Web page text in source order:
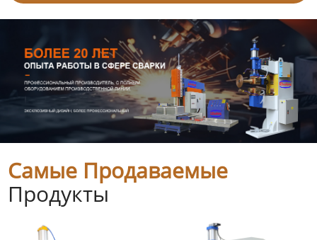
Самые Продаваемые
Продукты